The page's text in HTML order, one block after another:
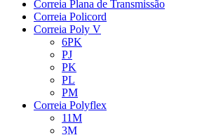
Correia Plana de Transmissão
Correia Policord
Correia Poly V
6PK
PJ
PK
PL
PM
Correia Polyflex
11M
3M